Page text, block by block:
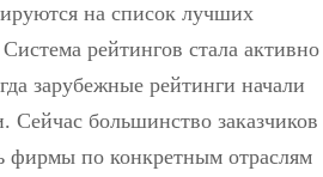
на список лучших
рейтингов стала активно
зарубежные рейтинги начали
большинство заказчиков
фирмы по конкретным отраслям